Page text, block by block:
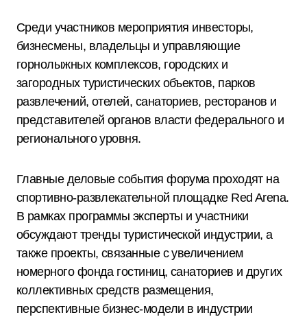
Среди участников мероприятия инвесторы,
бизнесмены, владельцы и управляющие
горнолыжных комплексов, городских и
загородных туристических объектов, парков
развлечений, отелей, санаториев, ресторанов и
представителей органов власти федерального и
регионального уровня.
Главные деловые события форума проходят на
спортивно-развлекательной площадке Red Arena.
В рамках программы эксперты и участники
обсуждают тренды туристической индустрии, а
также проекты, связанные с увеличением
номерного фонда гостиниц, санаториев и других
коллективных средств размещения,
перспективные бизнес-модели в индустрии